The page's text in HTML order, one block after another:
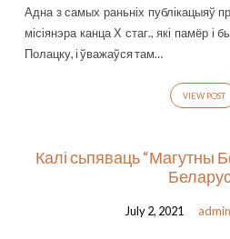
Адна з самых раньніх публікацыяў
місіянэра канца Х стаг., які памёр
Полацку, і ўважаўся там…
VIEW POST
Калі сьпяваць “Магутны
July 2, 2021 admin